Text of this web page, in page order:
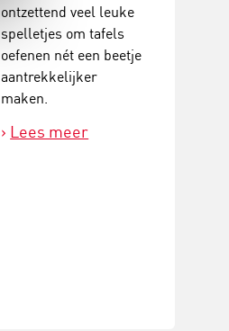
ontzettend veel leuke
spelletjes om tafels
oefenen nét een beetje
aantrekkelijker
maken.
Lees meer